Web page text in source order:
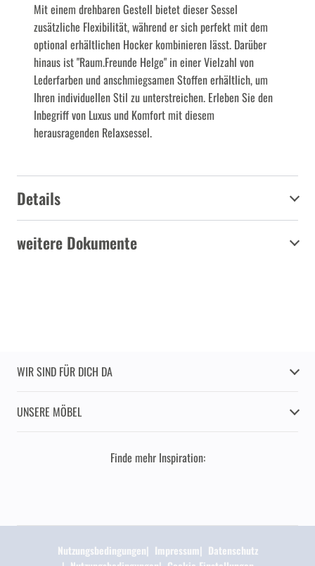
Mit einem drehbaren Gestell bietet dieser Sessel
zusätzliche Flexibilität, während er sich perfekt mit dem
optional erhältlichen Hocker kombinieren lässt. Darüber
hinaus ist "Raum.Freunde Helge" in einer Vielzahl von
Lederfarben und anschmiegsamen Stoffen erhältlich, um
Ihren individuellen Stil zu unterstreichen. Erleben Sie den
Inbegriff von Luxus und Komfort mit diesem
herausragenden Relaxsessel.
Details
weitere Dokumente
WIR SIND FÜR DICH DA
UNSERE MÖBEL
Finde mehr Inspiration:
Nutzungsbedingungen Impressum
Datenschutz